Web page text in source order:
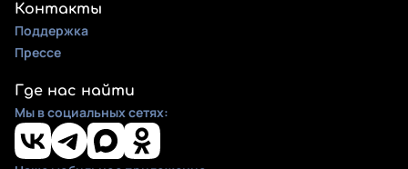
Контакты
Поддержка
Прессе
Где нас найти
Мы в социальных сетях: